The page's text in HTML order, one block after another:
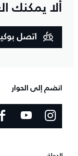
ألا يمكنك
اتصل
انضم إلى الحوار